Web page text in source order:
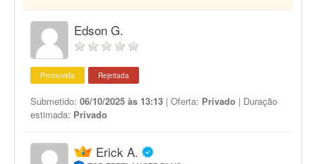
Edson G.
Promovida Rejeitada
Submetido: 06/10/2025 às 13:13 | Oferta: Privado | Duração
estimada: Privado
Erick A.